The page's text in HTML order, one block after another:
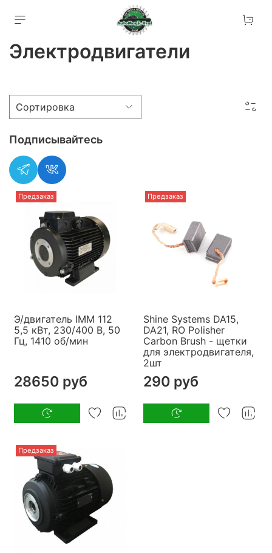
Электродвигатели
Предзаказ
Э/двигатель IMM 112
5,5 кВт, 230/400 В, 50
Гц, 1410 об/мин
28650 руб
Предзаказ
Shine Systems DA15,
DA21, RO Polisher
Carbon Brush - щетки
для электродвигателя,
2шт
290 руб
Предзаказ
Подписывайтесь